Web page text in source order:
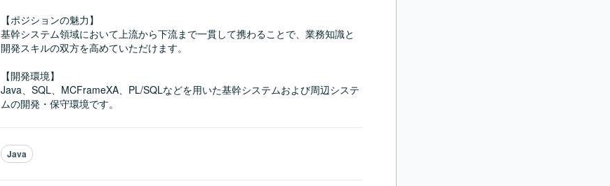
【ポジションの魅力】
基幹システム領域において上流から下流まで一貫して携わることで、業務知識と
開発スキルの双方を高めていただけます。
【開発環境】
Java、SQL、MCFrameXA、PL/SQLなどを用いた基幹システムおよび周辺システ
ムの開発・保守環境です。
Java